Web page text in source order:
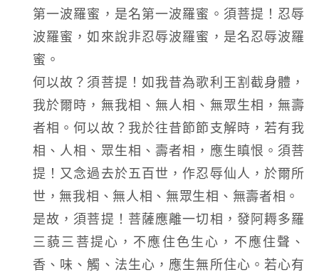
第一波羅蜜，是名第一波羅蜜。須菩提！忍辱
波羅蜜，如來說非忍辱波羅蜜，是名忍辱波羅
蜜。
何以故？須菩提！如我昔為歌利王割截身體，
我於爾時，無我相、無人相、無眾生相，無壽
者相。何以故？我於往昔節節支解時，若有我
相、人相、眾生相、壽者相，應生瞋恨。須菩
提！又念過去於五百世，作忍辱仙人，於爾所
世，無我相、無人相、無眾生相、無壽者相。
是故，須菩提！菩薩應離一切相，發阿耨多羅
三藐三菩提心，不應住色生心，不應住聲、
香、味、觸、法生心，應生無所住心。若心有